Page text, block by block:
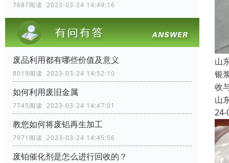
7687阅读 2023-03-24 14:49:16
废品利用都有哪些价值及意义
8019阅读 2023-03-24 14:52:10
如何利用废旧金属
7745阅读 2023-03-24 14:47:01
教您如何将废铝再生加工
7971阅读 2023-03-24 14:45:56
废铂催化剂是怎么进行回收的？
山
银
收
山
24-